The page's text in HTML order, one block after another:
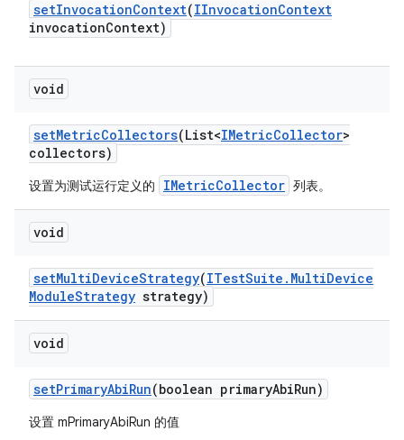
setInvocationContext(IInvocationContext
invocationContext)
void
setMetricCollectors(List<IMetricCollector>
collectors)
设置为测试运行定义的 IMetricCollector 列表。
void
setMultiDeviceStrategy(ITestSuite . MultiDevice
ModuleStrategy strategy)
void
setPrimaryAbiRun(boolean primaryAbiRun)
设置 mPrimaryAbiRun 的值